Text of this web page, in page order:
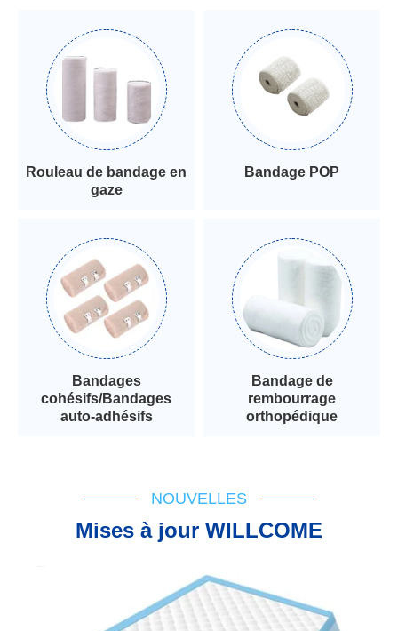
Rouleau de bandage en
gaze
Bandage POP
Bandages
cohésifs/Bandages
auto-adhésifs
Bandage de
rembourrage
orthopédique
NOUVELLES
Mises à jour WILLCOME